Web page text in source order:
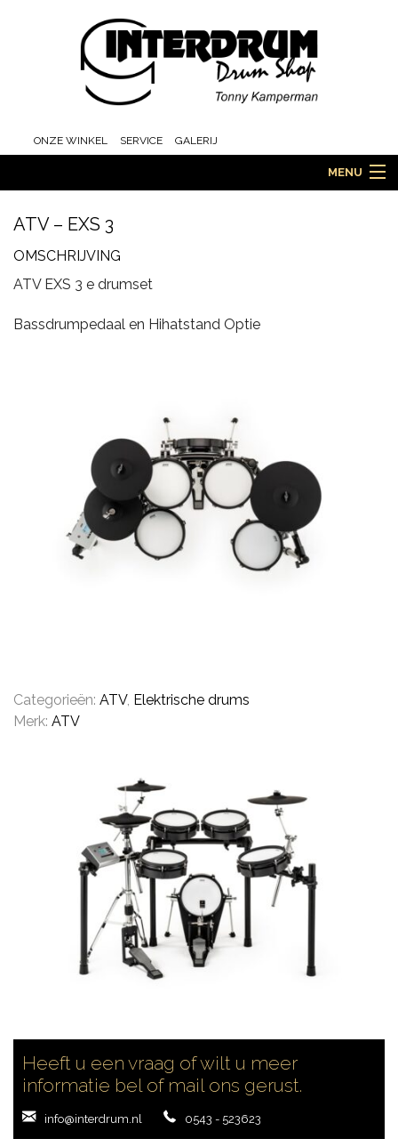
ONZE WINKEL SERVICE GALERIJ
MENU
HOME
DRUMS
PERCUSSIE
ATV – EXS 3
OMSCHRIJVING
ATV EXS 3 e drumset
Bassdrumpedaal en Hihatstand Optie
Categorieën: ATV, Elektrische drums
Merk: ATV
Heeft u een vraag of wilt u meer
informatie bel of mail ons gerust.
info@interdrum.nl 0543 - 523623